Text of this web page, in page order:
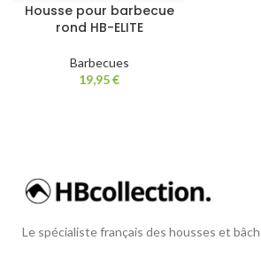
Housse pour barbecue
rond HB-ELITE
Barbecues
19,95€
Le spécialiste français des housses et